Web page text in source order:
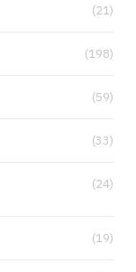
(21)
(198)
(59)
(33)
(24)
(19)